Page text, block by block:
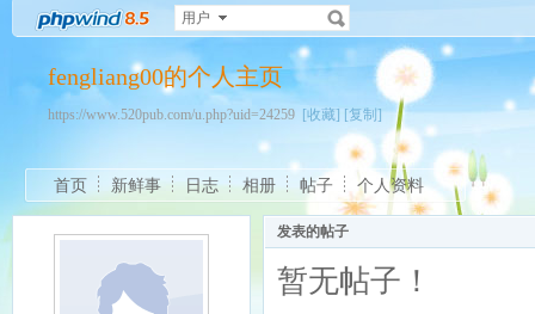
用户
fengliang00的个人主页
https://www.520pub.com/u.php?uid=24259 [收藏] [复制]
首页 新鲜事 日志 相册 帖子 个人资料
发表的帖子
暂无帖子！